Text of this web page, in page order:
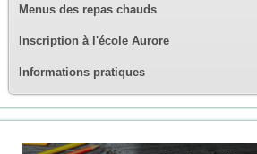
Menus des repas chauds
Inscription à l'école Aurore
Informations pratiques